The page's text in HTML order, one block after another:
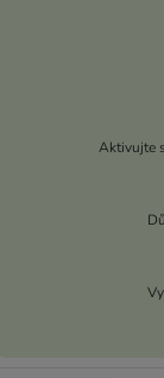
Aktivujte